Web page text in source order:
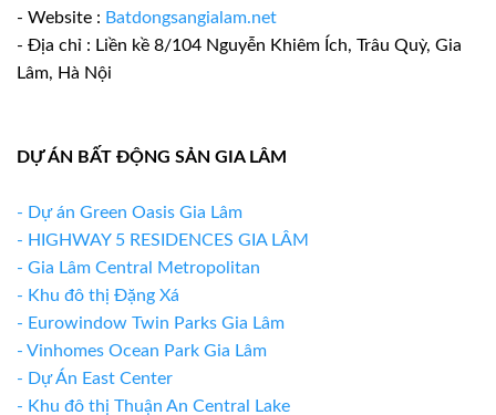
- Website : Batdongsangialam.net
- Địa chỉ : Liền kề 8/104 Nguyễn Khiêm Ích, Trâu Quỳ, Gia
Lâm, Hà Nội
DỰ ÁN BẤT ĐỘNG SẢN GIA LÂM
- Dự án Green Oasis Gia Lâm
- HIGHWAY 5 RESIDENCES GIA LÂM
- Gia Lâm Central Metropolitan
- Khu đô thị Đặng Xá
- Eurowindow Twin Parks Gia Lâm
- Vinhomes Ocean Park Gia Lâm
- Dự Án East Center
- Khu đô thị Thuận An Central Lake